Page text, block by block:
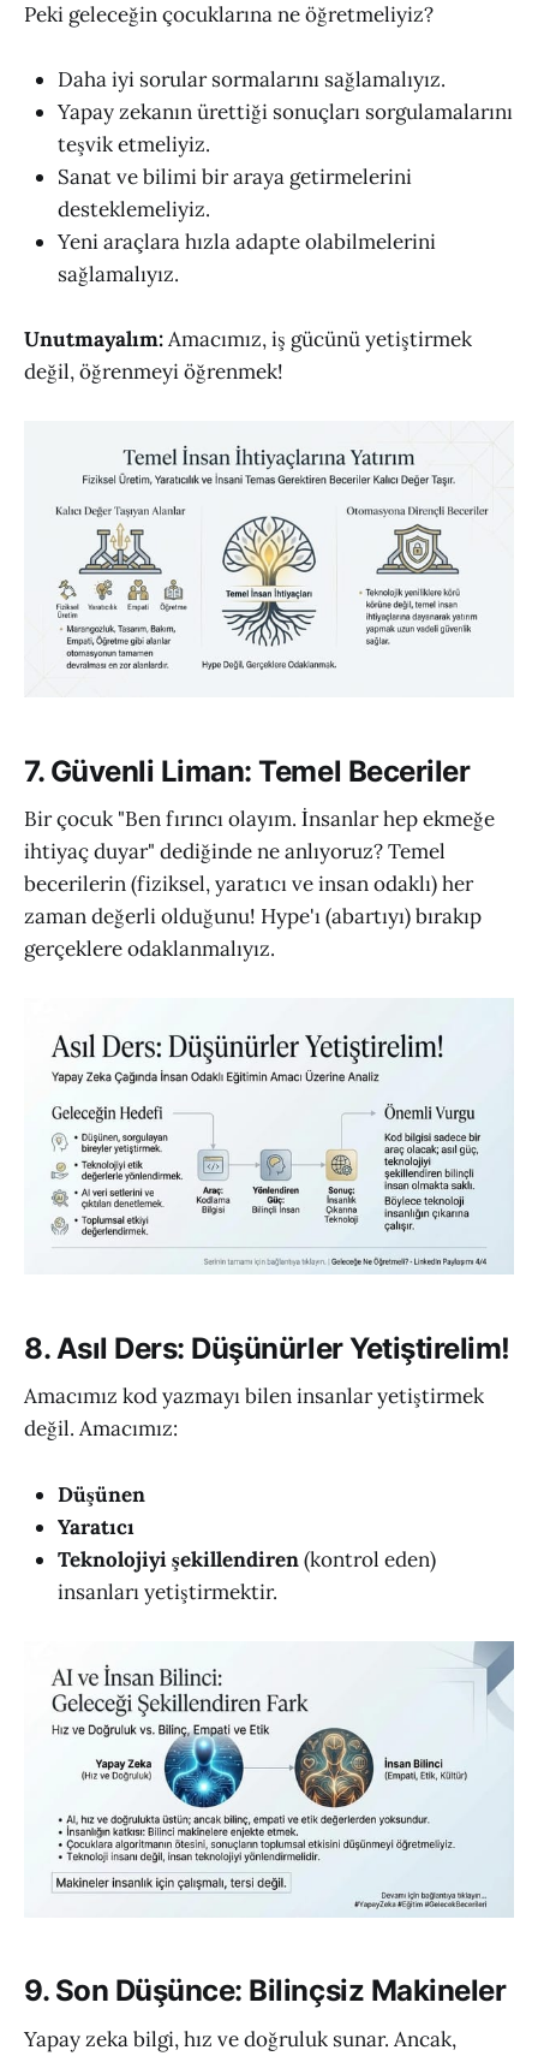
Peki geleceğin çocuklarına ne öğretmeliyiz?
Daha iyi sorular sormalarını sağlamalıyız.
Yapay zekanın ürettiği sonuçları sorgulamalarını
teşvik etmeliyiz.
Sanat ve bilimi bir araya getirmelerini
desteklemeliyiz.
Yeni araçlara hızla adapte olabilmelerini
sağlamalıyız.
Unutmayalım:Amacımız, iş gücünü yetiştirmek
değil, öğrenmeyi öğrenmek!
7. Güvenli Liman: Temel Beceriler
Bir çocuk "Ben fırıncı olayım. İnsanlar hep ekmeğe
ihtiyaç duyar" dediğinde ne anlıyoruz? Temel
becerilerin (fiziksel, yaratıcı ve insan odaklı) her
zaman değerli olduğunu! Hype'ı (abartıyı) bırakıp
gerçeklere odaklanmalıyız.
8. Asıl Ders: Düşünürler Yetiştirelim!
Amacımız kod yazmayı bilen insanlar yetiştirmek
değil. Amacımız:
Düşünen
Yaratıcı
Teknolojiyi şekillendiren(kontrol eden)
insanları yetiştirmektir.
9. Son Düşünce: Bilinçsiz Makineler
Yapay zeka bilgi, hız ve doğruluk sunar. Ancak,